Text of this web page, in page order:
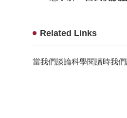
Related Links
當我們談論科學閱讀時我